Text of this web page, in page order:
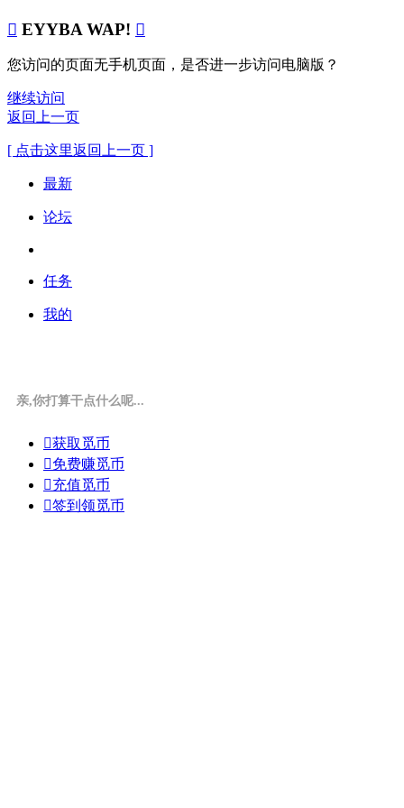
 EYYBA WAP! 
您访问的页面无手机页面，是否进一步访问电脑版？
继续访问
返回上一页
[ 点击这里返回上一页 ]
最新
论坛
任务
我的
亲,你打算干点什么呢...
获取觅币
免费赚觅币
充值觅币
签到领觅币